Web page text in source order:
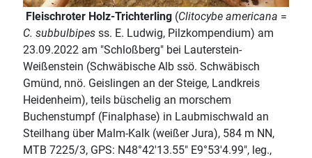
Fleischroter Holz-Trichterling (Clitocybe americana =
C. subbulbipes ss. E. Ludwig, Pilzkompendium) am
23.09.2022 am "Schloßberg" bei Lauterstein-
Weißenstein (Schwäbische Alb ssö. Schwäbisch
Gmünd, nnö. Geislingen an der Steige, Landkreis
Heidenheim), teils büschelig an morschem
Buchenstumpf (Finalphase) in Laubmischwald an
Steilhang über Malm-Kalk (weißer Jura), 584 m NN,
MTB 7225/3, GPS: N48°42'13.55" E9°53'4.99", leg.,